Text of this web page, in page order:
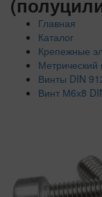
Главная
Каталог
Крепежные
Винты DIN
Винт М6х8